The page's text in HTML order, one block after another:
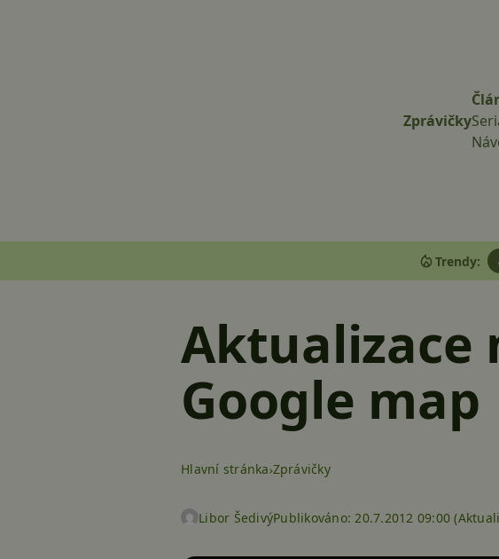
Zprávičky
Trendy:
Aktualizace
Google map
Hlavní stránka Zprávičky
Libor ŠedivýPublikováno: 20.7.2012 09:00 (